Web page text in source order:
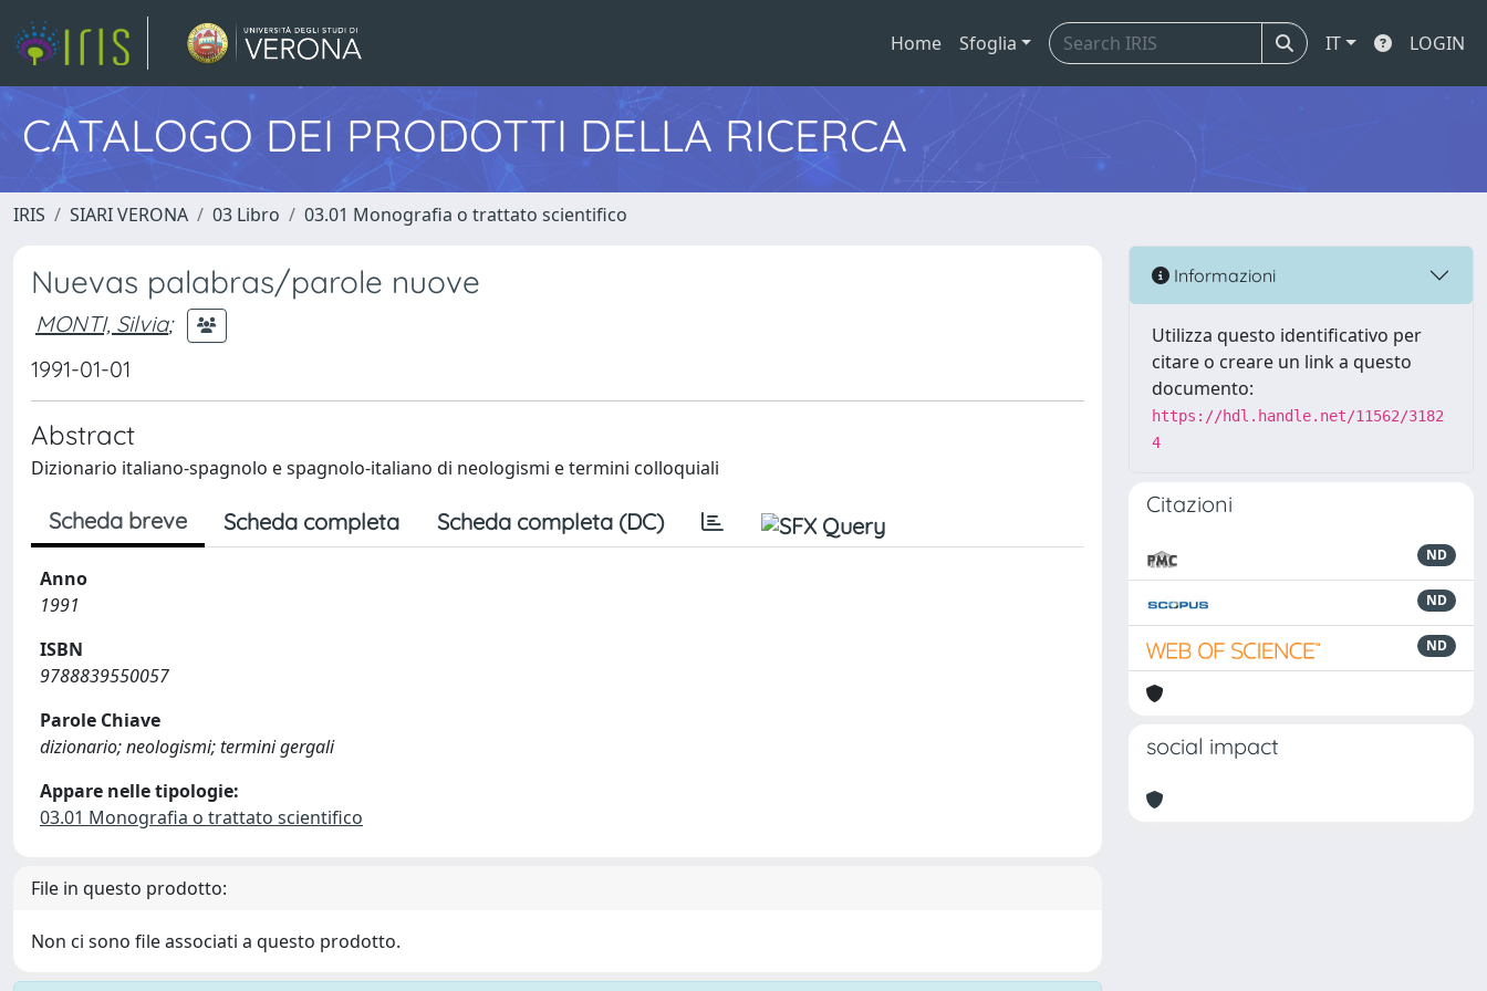
Home Sfoglia IT LOGIN
CATALOGO DEI PRODOTTI DELLA RICERCA
IRIS SIARI VERONA 03 Libro 03.01 Monografia o trattato scientifico
Nuevas palabras/parole nuove
MONTI, Silvia;
1991-01-01
Abstract
Dizionario italiano-spagnolo e spagnolo-italiano di neologismi e termini colloquiali
Scheda breve Scheda completa Scheda completa (DC)
Anno
1991
ISBN
9788839550057
Parole Chiave
dizionario; neologismi; termini gergali
Appare nelle tipologie:
03.01 Monografia o trattato scientifico
File in questo prodotto:
Non ci sono file associati a questo prodotto.
Informazioni
Utilizza questo identificativo per
citare o creare un link a questo
documento:
https://hdl.handle.net/11562/3182
4
Citazioni
ND
ND
ND
social impact